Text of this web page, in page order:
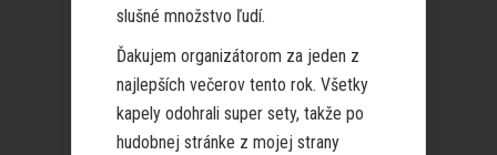
slušné množstvo ľudí.
Ďakujem organizátorom za jeden z
najlepších večerov tento rok. Všetky
kapely odohrali super sety, takže po
hudobnej stránke z mojej strany